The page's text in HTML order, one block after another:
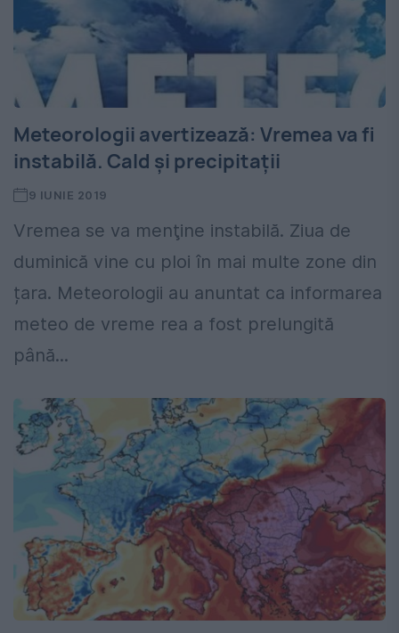
Meteorologii avertizează: Vremea va fi
instabilă. Cald și precipitații
9 IUNIE 2019
Vremea se va menţine instabilă. Ziua de
duminică vine cu ploi în mai multe zone din
țara. Meteorologii au anuntat ca informarea
meteo de vreme rea a fost prelungită
până...